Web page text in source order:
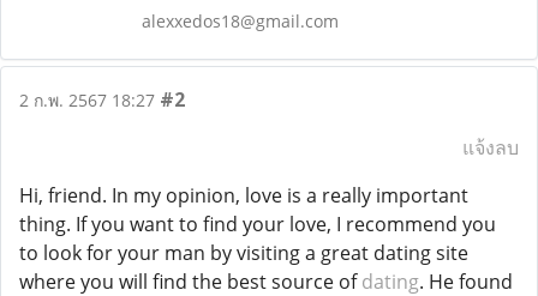
alexxedos18@gmail.com
2 ก.พ. 2567 18:27 #2
แจ้งลบ
Hi, friend. In my opinion, love is a really important
thing. If you want to find your love, I recommend you
to look for your man by visiting a great dating site
where you will find the best source ofdating. He found